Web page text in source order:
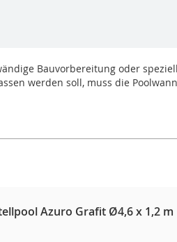
Bauvorbereitung oder
werden soll, muss die
Azuro Grafit Ø4,6 x 1,2 m